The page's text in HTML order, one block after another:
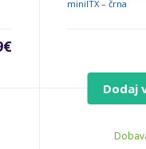
€
miniITX – črna
Dodaj